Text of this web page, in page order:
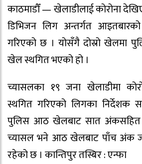
काठमाडौँ — खेलाडीलाई कोरोना
डिभिजन लिग अन्तर्गत
गरिएको छ । योसँगै दोस्रो खेलमा
खेल स्थगित भएको हो ।
च्यासलका १९ जना खेलाडीमा
स्थगित गरिएको लिगका निर्देशक
पुलिस आठ खेलबाट सात अंकसहित
च्यासल भने आठ खेलबाट पाँच अंक
रहेको छ । कान्तिपुर तस्बिर : एन्फा